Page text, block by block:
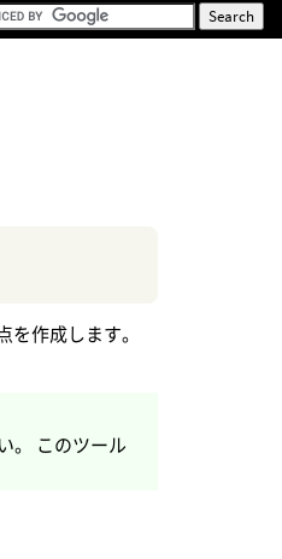
作成します。
。 このツール